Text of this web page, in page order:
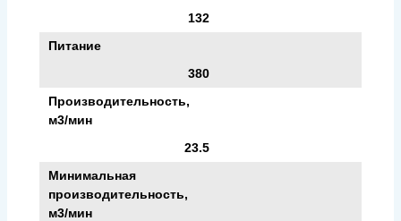
132
Питание
380
Производительность,
м3/мин
23.5
Минимальная
производительность,
м3/мин